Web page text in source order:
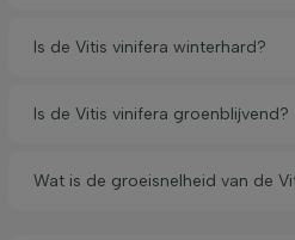
Is de Vitis vinifera winterhard?
Is de Vitis vinifera groenblijvend?
Wat is de groeisnelheid van de